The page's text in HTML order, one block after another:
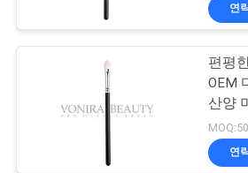
PRIVACY
POLICY
직업적인 메
솔 세트
연
편평
OEM
산양
연